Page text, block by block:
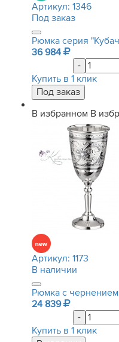
Артикул: 1346
Под заказ
Рюмка серия
36 984
-
Купить в 1 клик
В избранном В
Артикул: 1173
В наличии
Рюмка с
24 839
-
Купить в 1 клик